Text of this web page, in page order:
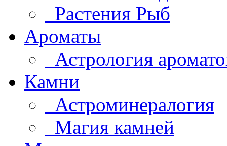
Растения Рыб
Ароматы
Астрология
Камни
Астроминералогия
Магия камней